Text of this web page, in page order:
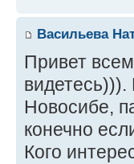
Васильева
Привет
Новосибе,
конечно
Кого